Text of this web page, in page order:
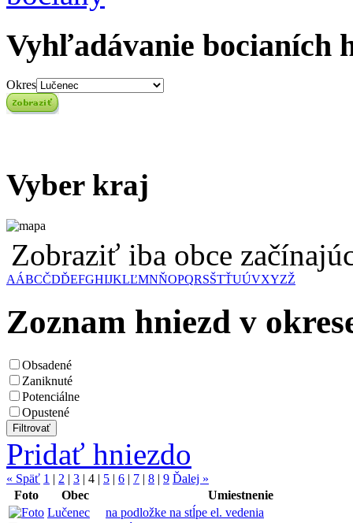
Vyhľadávanie bocianích
Okres
Vyber kraj
Zobraziť iba obce
AÁBCČDĎEFGHIJKLĽMNŇOPQRSŠTŤUÚVXYZŽ
Zoznam hniezd v
Obsadené
Zaniknuté
Potenciálne
Opustené
Pridať hniezdo
« Späť 1 | 2 | 3 | 4 | 5 | 6 | 7 | 8 | 9 Ďalej »
Foto
Obec
Umiestnenie
Lučenec
na podložke na stĺpe el. vedenia